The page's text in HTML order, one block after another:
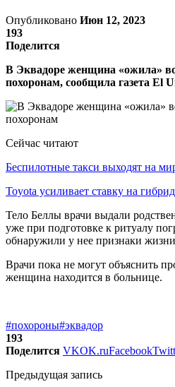
Опубликовано Июн 12, 2023
193
Поделится
В Эквадоре женщина «ожила»
похоронам, сообщила газета El
Сейчас читают
Беспилотные такси выходят на
Toyota усиливает ставку на
Тело Беллы врачи выдали
уже при подготовке к ритуалу
обнаружили у нее признаки
Врачи пока не могут объяснить
женщина находится в больнице.
#похороны#эквадор
193
Поделится VKOK.ruFacebook
Предыдущая запись